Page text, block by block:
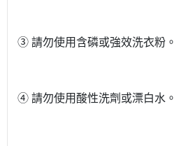
③ 請勿使用含磷或強效洗衣粉。
④ 請勿使用酸性洗劑或漂白水。